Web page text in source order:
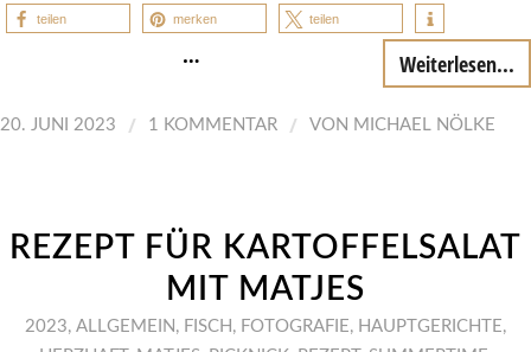
teilen merken teilen
… Weiterlesen...
20. JUNI 2023 / 1 KOMMENTAR / VON MICHAEL NÖLKE
REZEPT FÜR KARTOFFELSALAT
MIT MATJES
2023, ALLGEMEIN , FISCH , FOTOGRAFIE, HAUPTGERICHTE,